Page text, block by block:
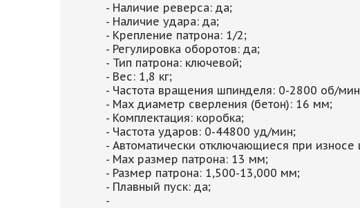
- Наличие реверса: да;
- Наличие удара: да;
- Крепление патрона: 1/2;
- Регулировка оборотов: да;
- Тип патрона: ключевой;
- Вес: 1,8 кг;
- Частота вращения шпинделя: 0-2800 об/
- Мах диаметр сверления (бетон): 16 мм;
- Комплектация: коробка;
- Частота ударов: 0-44800 уд/мин;
- Автоматически отключающиеся при износе
- Max размер патрона: 13 мм;
- Размер патрона: 1,500-13,000 мм;
- Плавный пуск: да;
-